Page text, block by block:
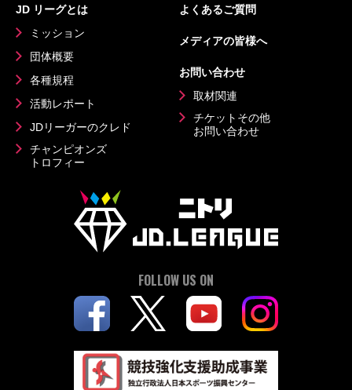
JD リーグとは
ミッション
団体概要
各種規程
活動レポート
JDリーガーのクレド
チャンピオンズ
トロフィー
よくあるご質問
メディアの皆様へ
お問い合わせ
取材関連
チケットその他
お問い合わせ
FOLLOW US ON